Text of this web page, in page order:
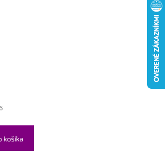
košíka